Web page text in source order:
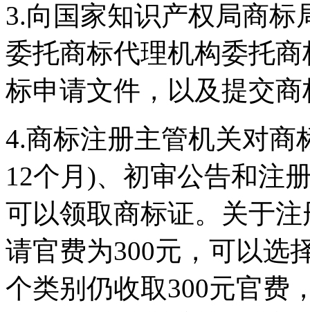
3.向国家知识产权局商
委托商标代理机构委托
标申请文件，以及提交
4.商标注册主管机关对
12个月)、初审公告和注
可以领取商标证。关于
请官费为300元，可以选
个类别仍收取300元官费